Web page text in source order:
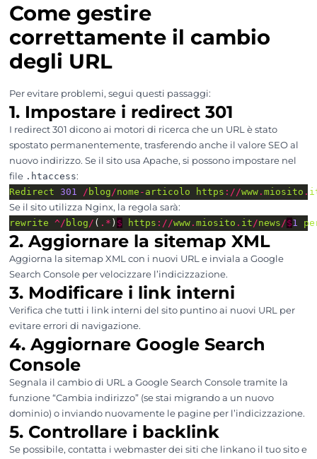
Come gestire
correttamente il cambio
degli URL
Per evitare problemi, segui questi passaggi:
1. Impostare i redirect 301
I redirect 301 dicono ai motori di ricerca che un URL è stato
spostato permanentemente, trasferendo anche il valore SEO al
nuovo indirizzo. Se il sito usa Apache, si possono impostare nel
file .htaccess:
Redirect 301 / blog/nome - articolo https ://www. miosito .
Se il sito utilizza Nginx, la regola sarà:
rewrite ^/ blog/ ( .* ) $ https ://www. miosito . it/news/$1
2. Aggiornare la sitemap XML
Aggiorna la sitemap XML con i nuovi URL e inviala a Google
Search Console per velocizzare l’indicizzazione.
3. Modificare i link interni
Verifica che tutti i link interni del sito puntino ai nuovi URL per
evitare errori di navigazione.
4. Aggiornare Google Search
Console
Segnala il cambio di URL a Google Search Console tramite la
funzione “Cambia indirizzo” (se stai migrando a un nuovo
dominio) o inviando nuovamente le pagine per l’indicizzazione.
5. Controllare i backlink
Se possibile, contatta i webmaster dei siti che linkano il tuo sito e